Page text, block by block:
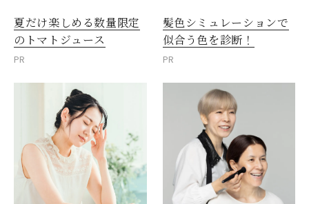
夏だけ楽しめる数量限定
のトマトジュース
PR
髪色シミュレーションで
似合う色を診断！
PR